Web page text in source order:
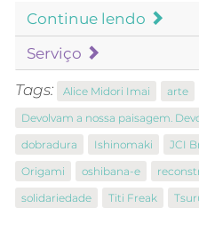
Continue lendo
Serviço
Tags: Alice Midori Imai arte
Devolvam a nossa paisagem.
dobradura
Ishinomaki JCI
Origami
oshibana-e
solidariedade
Titi Freak